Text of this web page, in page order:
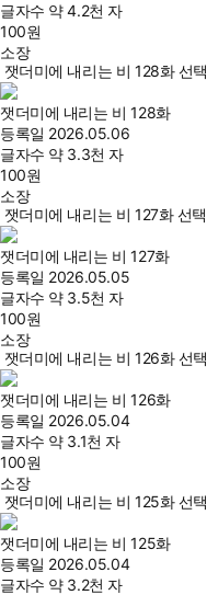
글자수 약 4.2천 자
100원
소장
잿더미에 내리는 비 128화 선택
잿더미에 내리는 비 128화
등록일 2026.05.06
글자수 약 3.3천 자
100원
소장
잿더미에 내리는 비 127화 선택
잿더미에 내리는 비 127화
등록일 2026.05.05
글자수 약 3.5천 자
100원
소장
잿더미에 내리는 비 126화 선택
잿더미에 내리는 비 126화
등록일 2026.05.04
글자수 약 3.1천 자
100원
소장
잿더미에 내리는 비 125화 선택
잿더미에 내리는 비 125화
등록일 2026.05.04
글자수 약 3.2천 자